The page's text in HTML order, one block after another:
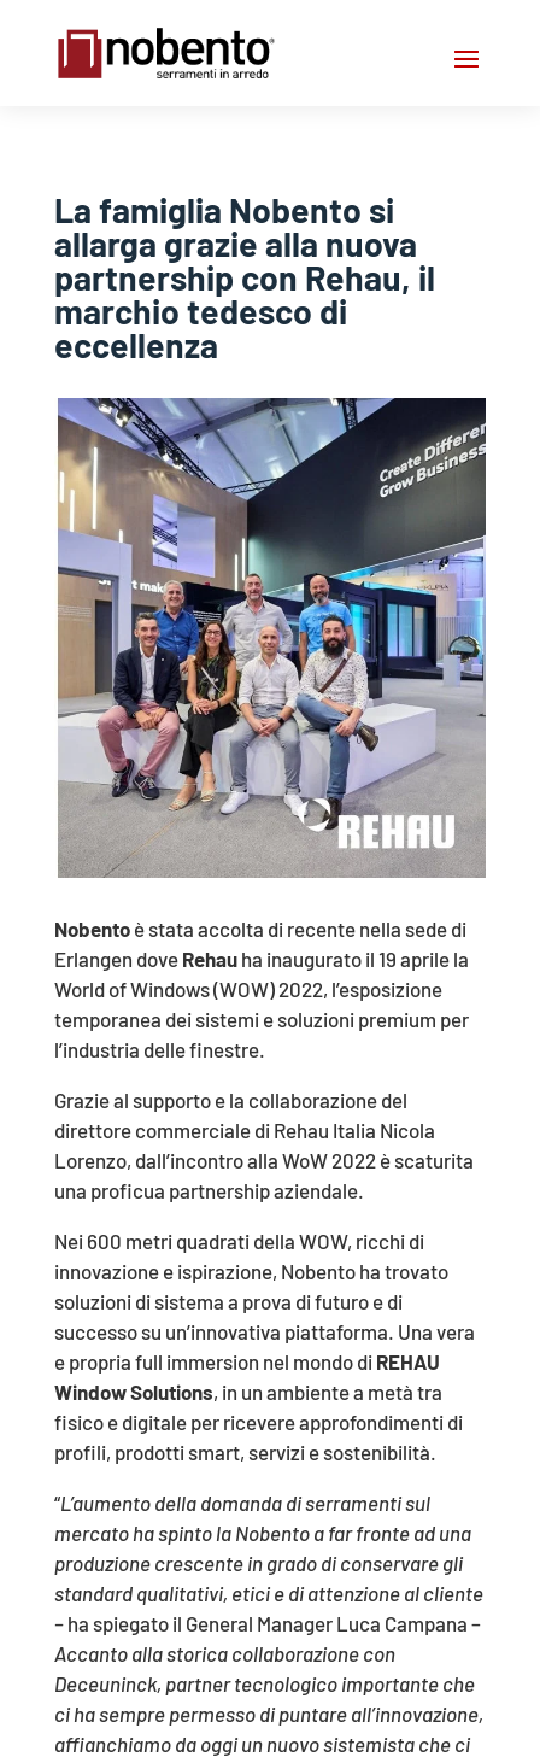
La famiglia Nobento si
allarga grazie alla nuova
partnership con Rehau, il
marchio tedesco di
eccellenza
Nobentoè stata accolta di recente nella sede di
Erlangen dove Rehauha inaugurato il 19 aprile la
World of Windows (WOW) 2022, l’esposizione
temporanea dei sistemi e soluzioni premium per
l’industria delle finestre.
Grazie al supporto e la collaborazione del
direttore commerciale di Rehau Italia Nicola
Lorenzo, dall’incontro alla WoW 2022 è scaturita
una proficua partnership aziendale.
Nei 600 metri quadrati della WOW, ricchi di
innovazione e ispirazione, Nobento ha trovato
soluzioni di sistema a prova di futuro e di
successo su un’innovativa piattaforma. Una vera
e propria full immersion nel mondo di REHAU
Window Solutions, in un ambiente a metà tra
fisico e digitale per ricevere approfondimenti di
profili, prodotti smart, servizi e sostenibilità.
“L’aumento della domanda di serramenti sul
mercato ha spinto la Nobento a far fronte ad una
produzione crescente in grado di conservare gli
standard qualitativi, etici e di attenzione al cliente
– ha spiegato il General Manager Luca Campana –
Accanto alla storica collaborazione con
Deceuninck, partner tecnologico importante che
ci ha sempre permesso di puntare all’innovazione,
affianchiamo da oggi un nuovo sistemista che ci